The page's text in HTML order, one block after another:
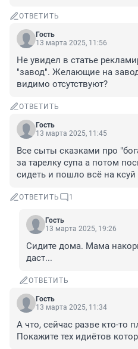
ОТВЕТИТЬ
Гость
13 марта 2025, 11:56
Не увидел в статье
"завод". Желающие на
видимо отсутствуют?
ОТВЕТИТЬ
Гость
13 марта 2025, 11:45
Все сыты сказками про
за тарелку супа а потом
сидеть и пошло всё на ксуй
ОТВЕТИТЬ 1
Гость
13 марта 2025, 19:26
Сидите дома. Мама
даст...
ОТВЕТИТЬ
Гость
13 марта 2025, 11:34
А что, сейчас разве кто-то
Покажите тех идиётов